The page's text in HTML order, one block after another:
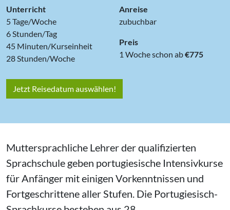
Unterricht
5 Tage/Woche
6 Stunden/Tag
45 Minuten/Kurseinheit
28 Stunden/Woche
Anreise
zubuchbar
Preis
1 Woche schon ab€775
Jetzt Reisedatum auswählen!
Muttersprachliche Lehrer der qualifizierten
Sprachschule geben portugiesische Intensivkurse
für Anfänger mit einigen Vorkenntnissen und
Fortgeschrittene aller Stufen. Die Portugiesisch-